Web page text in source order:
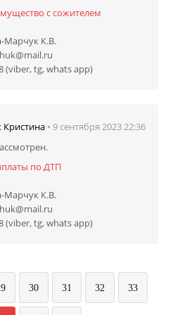
с сожителем
Марчук К.В.
(viber, tg, whats app)
Кристина • 9 сентября 2023 22:36
по ДТП
Марчук К.В.
(viber, tg, whats app)
30 31 32 33